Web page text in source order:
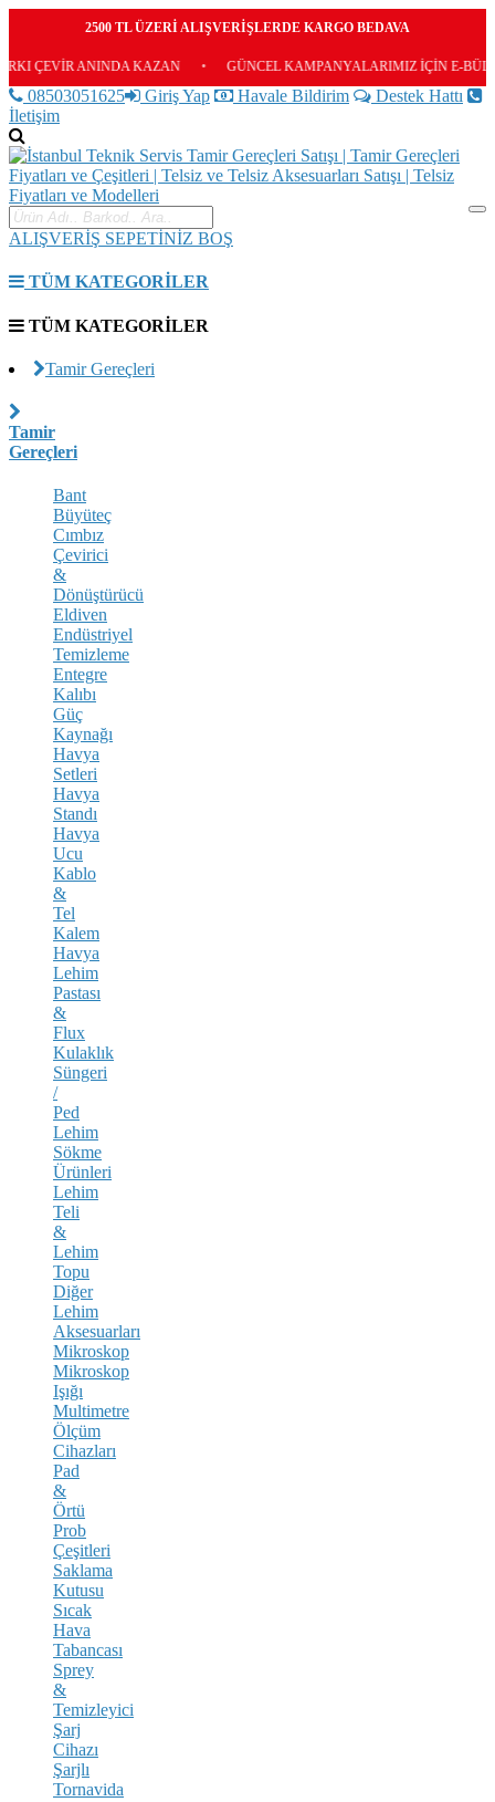
2500 TL ÜZERİ ALIŞVERİŞLERDE KARGO BEDAVA
ANINDA KAZAN • GÜNCEL KAMPANYALARIMIZ İÇİN E-BÜLTENİMİZE
08503051625 Giriş Yap Havale Bildirim
Destek Hattı
İletişim
ALIŞVERİŞ SEPETİNİZ BOŞ
TÜM KATEGORİLER
TÜM KATEGORİLER
Tamir Gereçleri
Tamir
Gereçleri
Bant
Büyüteç
Cımbız
Çevirici
&
Dönüştürücü
Eldiven
Endüstriyel
Temizleme
Entegre
Kalıbı
Güç
Kaynağı
Havya
Setleri
Havya
Standı
Havya
Ucu
Kablo
&
Tel
Kalem
Havya
Lehim
Pastası
&
Flux
Kulaklık
Süngeri
/
Ped
Lehim
Sökme
Ürünleri
Lehim
Teli
&
Lehim
Topu
Diğer
Lehim
Aksesuarları
Mikroskop
Mikroskop
Işığı
Multimetre
Ölçüm
Cihazları
Pad
&
Örtü
Prob
Çeşitleri
Saklama
Kutusu
Sıcak
Hava
Tabancası
Sprey
&
Temizleyici
Şarj
Cihazı
Şarjlı
Tornavida